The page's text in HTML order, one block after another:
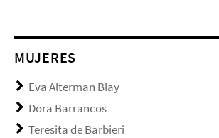
MUJERES
Eva Alterman Blay
Dora Barrancos
Teresita de Barbieri